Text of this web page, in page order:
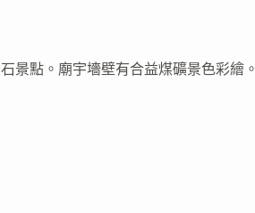
景點。廟宇墻壁有合益煤礦景色彩繪。